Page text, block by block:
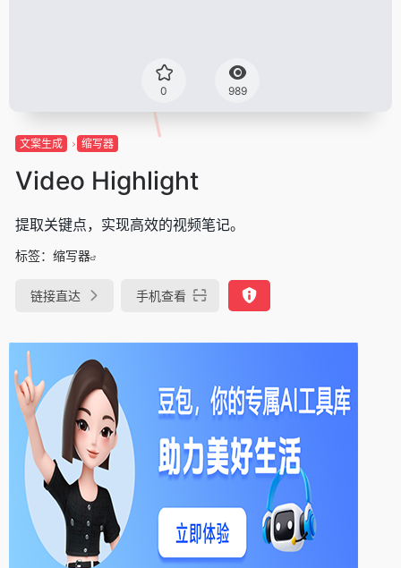
0 989
文案生成 缩写器
Video Highlight
提取关键点，实现高效的视频笔记。
标签： 缩写器
链接直达 手机查看